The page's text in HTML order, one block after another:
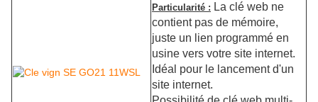
Particularité : La clé web ne
contient pas de mémoire,
juste un lien programmé en
usine vers votre site internet.
Idéal pour le lancement d'un
site internet.